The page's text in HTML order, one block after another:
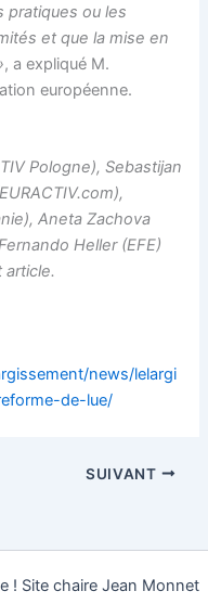
pratiques ou les
et que la mise en
, a expliqué M.
européenne.
Pologne), Sebastijan
EURACTIV.com),
Aneta Zachova
Heller (EFE)
article.
news/lelargi
de-lue/
SUIVANT
! Site chaire Jean Monnet